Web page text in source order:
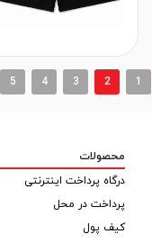
1
2
3
4
5
محصولات
درگاه پرداخت اینترنتی
پرداخت در محل
کیف پول